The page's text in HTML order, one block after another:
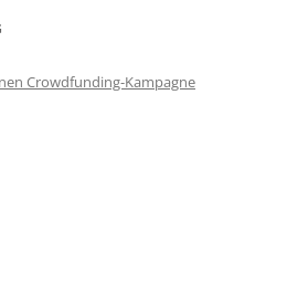
Crowdfunding-Kampagne